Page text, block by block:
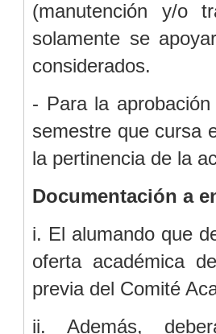
(manutención y/o
solamente se
considerados.
- Para la
semestre que cursa
la pertinencia de la
Documentación a
i. El alumando que
oferta académica
previa del Comité
ii. Además,